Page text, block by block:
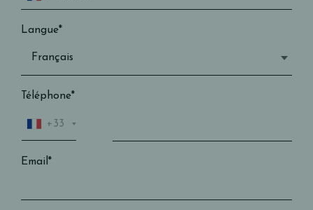
Langue*
Téléphone*
+33
Email*